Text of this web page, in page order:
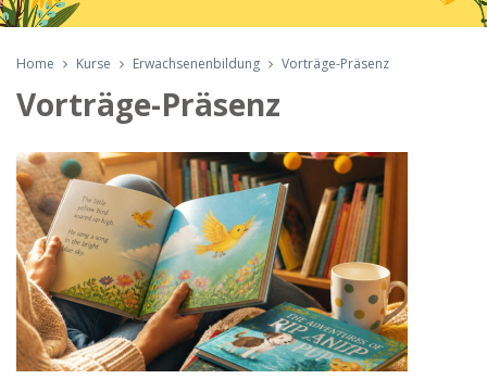
Home Kurse Erwachsenenbildung Vorträge-Präsenz
Vorträge-Präsenz